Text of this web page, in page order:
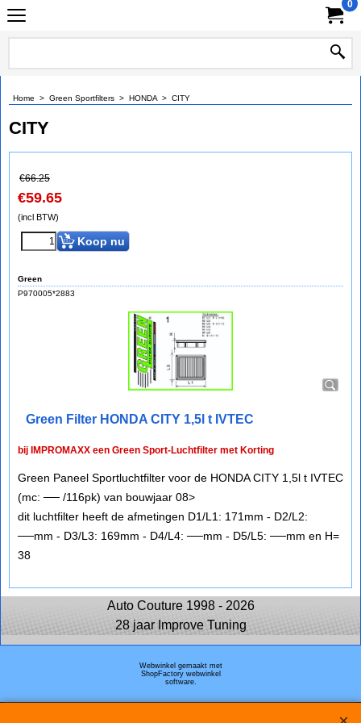
0
Home > Green Sportfilters > HONDA > CITY
CITY
€66.25
€59.65
(incl BTW)
Koop nu
Green
P970005*2883
Green Filter HONDA CITY 1,5l t IVTEC
bij IMPROMAXX een Green Sport-Luchtfilter met Korting
Green Paneel Sportluchtfilter voor de HONDA CITY 1,5l t IVTEC
(mc: ── /116pk) van bouwjaar 08>
dit luchtfilter heeft de afmetingen D1/L1: 171mm - D2/L2:
──mm - D3/L3: 169mm - D4/L4: ──mm - D5/L5: ──mm en H=
38
Auto Couture 1998 - 2026
28 jaar Improve Tuning
Webwinkel gemaakt met
ShopFactory webwinkel
software.